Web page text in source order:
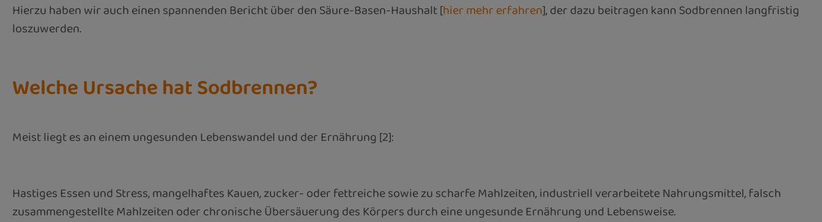
Hierzu haben wir auch einen spannenden Bericht über den Säure-Basen-Haushalt [hier mehr erfahren], der dazu beitragen kann Sodbrennen langfristig
loszuwerden.
Welche Ursache hat Sodbrennen?
Meist liegt es an einem ungesunden Lebenswandel und der Ernährung [2]:
Hastiges Essen und Stress, mangelhaftes Kauen, zucker- oder fettreiche sowie zu scharfe Mahlzeiten, industriell verarbeitete Nahrungsmittel, falsch
zusammengestellte Mahlzeiten oder chronische Übersäuerung des Körpers durch eine ungesunde Ernährung und Lebensweise.